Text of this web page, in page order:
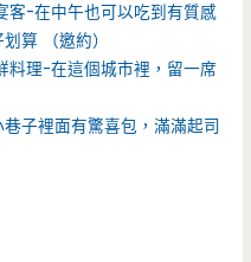
-在中午也可以吃到有質感
算 （邀約）
理-在這個城市裡，留一席
子裡面有驚喜包，滿滿起司